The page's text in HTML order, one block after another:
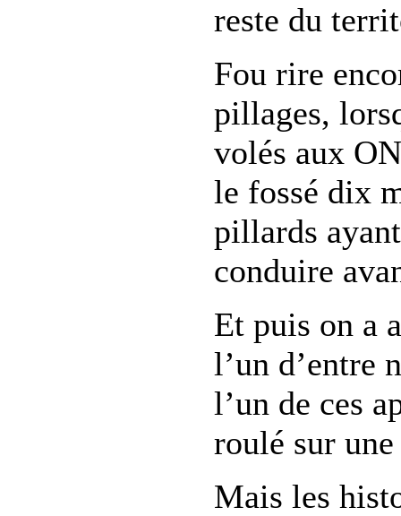
reste du
Fou rire
pillages,
volés aux
le fossé dix
pillards
conduire
Et puis on a
l’un d’entre
l’un de ces
roulé sur
Mais les